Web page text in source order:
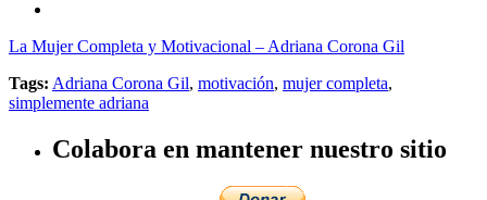
La Mujer Completa y Motivacional – Adriana Corona Gil
Tags: Adriana Corona Gil, motivación, mujer completa,
simplemente adriana
Colabora en mantener nuestro sitio